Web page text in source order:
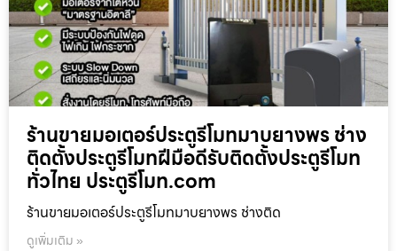
ร้านขายมอเตอร์ประตูรีโมทมาบยางพร ช่าง
ติดตั้งประตูรีโมทฝีมือดีรับติดตั้งประตูรีโมท
ทั่วไทย ประตูรีโมท.com
ร้านขายมอเตอร์ประตูรีโมทมาบยางพร ช่างติด
ดูเพิ่มเติม »